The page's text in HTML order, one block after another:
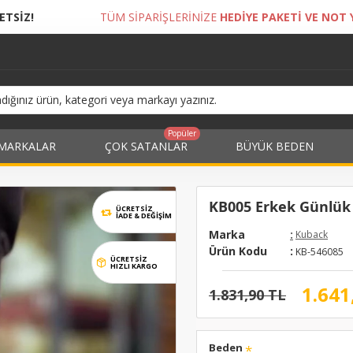
HEDİYE PAKETİ VE NOT YAZDIRMA İMKANI!
ÇOK SATANLAR
Popüler
BÜYÜK BEDEN
ÜCRETSİZ
İADE & DEĞIŞIM
ÜCRETSİZ
HIZLI KARGO
KB005 Erkek Günlük
Marka : Kuback
Ürün Kodu : KB-546085
1.831,90 TL
Beden